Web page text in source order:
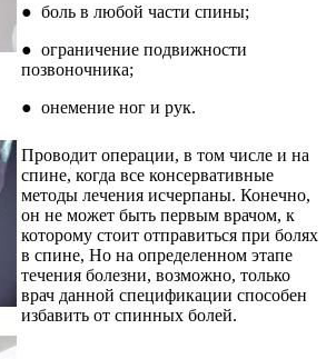
● боль в любой части спины;
● ограничение подвижности
позвоночника;
● онемение ног и рук.
Проводит операции, в том числе и на
спине, когда все консервативные
методы лечения исчерпаны. Конечно,
он не может быть первым врачом, к
которому стоит отправиться при болях
в спине, Но на определенном этапе
течения болезни, возможно, только
врач данной спецификации способен
избавить от спинных болей.